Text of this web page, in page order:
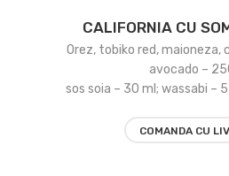
CALIFORNIA CU
Orez, tobiko red, maioneza,
avocado –
sos soia – 30 ml; wassabi –
COMANDA CU